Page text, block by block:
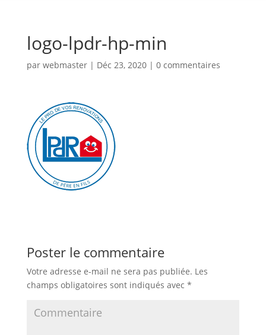
logo-lpdr-hp-min
par webmaster| Déc 23, 2020| 0 commentaires
Poster le commentaire
Votre adresse e-mail ne sera pas publiée. Les
champs obligatoires sont indiqués avec *